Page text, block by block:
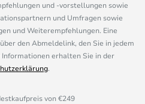
und -vorstellungen sowie
und Umfragen sowie
und Weiterempfehlungen. Eine
den Abmeldelink, den Sie in jedem
erhalten Sie in der
.
von €249